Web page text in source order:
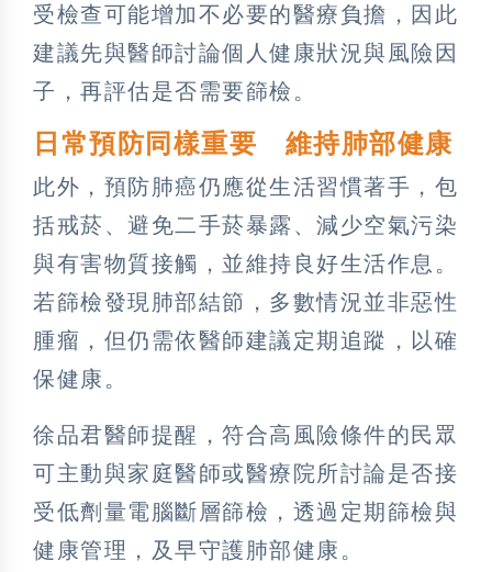
受檢查可能增加不必要的醫療負擔，因此
建議先與醫師討論個人健康狀況與風險因
子，再評估是否需要篩檢。
日常預防同樣重要 維持肺部健康
此外，預防肺癌仍應從生活習慣著手，包
括戒菸、避免二手菸暴露、減少空氣污染
與有害物質接觸，並維持良好生活作息。
若篩檢發現肺部結節，多數情況並非惡性
腫瘤，但仍需依醫師建議定期追蹤，以確
保健康。
徐品君醫師提醒，符合高風險條件的民眾
可主動與家庭醫師或醫療院所討論是否接
受低劑量電腦斷層篩檢，透過定期篩檢與
健康管理，及早守護肺部健康。